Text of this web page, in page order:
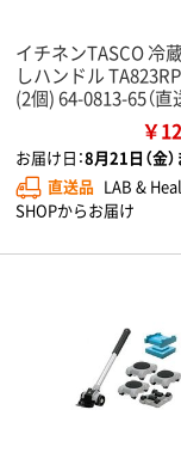
イチネンTASCO 冷
しハンドル
(2個) 64-0813-65（直
￥
お届け日：8月21日（金
直送品 LAB &
SHOPからお届け